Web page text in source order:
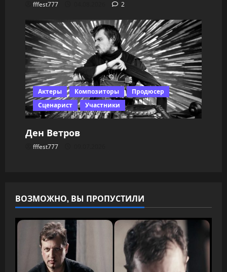
fffest777 2
Актеры Композиторы
Продюсер
Сценарист
Участники
Ден Ветров
fffest777
ВОЗМОЖНО, ВЫ ПРОПУСТИЛИ